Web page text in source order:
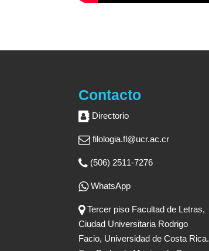
Contacto
Directorio
filologia.fl@ucr.ac.cr
(506) 2511-7276
WhatsApp
Tercer piso Facultad de Letras,
Ciudad Universitaria Rodrigo
Facio, Universidad de Costa Rica.